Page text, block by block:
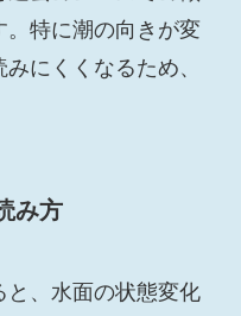
。特に潮の向きが変
にくくなるため、
み方
、水面の状態変化